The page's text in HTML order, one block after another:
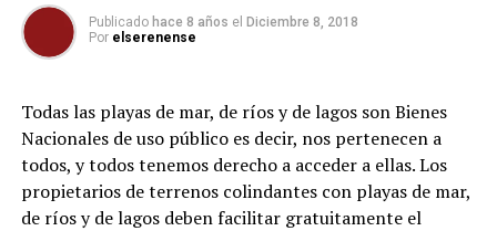
Publicado hace 8 años el Diciembre 8, 2018
Por elserenense
Todas las playas de mar, de ríos y de lagos son Bienes
Nacionales de uso público es decir, nos pertenecen a
todos, y todos tenemos derecho a acceder a ellas. Los
propietarios de terrenos colindantes con playas de mar,
de ríos y de lagos deben facilitar gratuitamente el